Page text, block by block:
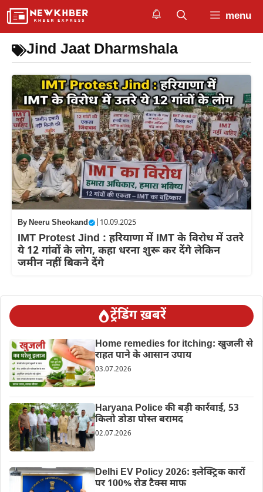
Skip
menu
Jind Jaat Dharmshala
ByNeeru Sheokand 10.09.2025
IMT Protest Jind : हरियाणा में IMT के विरोध में उतरे
ये 12 गांवों के लोग, कहा धरना शुरू कर देंगे लेकिन
जमीन नहीं बिकने देंगे
ट्रेंडिंग ख़बरें
Home remedies for itching: खुजली से
राहत पाने के आसान उपाय
03.07.2026
Haryana Police की बड़ी कार्रवाई, 53
किलो डोडा पोस्त बरामद
02.07.2026
Delhi EV Policy 2026: इलेक्ट्रिक कारों
पर 100% रोड टैक्स माफ